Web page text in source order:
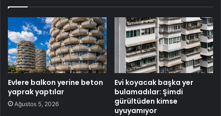
Evlere balkon yerine beton
yaprak yaptılar
Ağustos 5, 2026
Evi koyacak başka yer
bulamadılar: Şimdi
gürültüden kimse
uyuyamıyor